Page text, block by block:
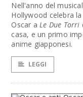
Nell'anno del
Hollywood celebra
Oscar aLe Due Torri
casa, e un primo
anime giapponesi.
LEGGI